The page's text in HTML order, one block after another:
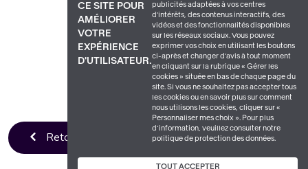
CE SITE POUR
AMÉLIORER
VOTRE
EXPÉRIENCE
D'UTILISATEUR.
publicités adaptées à vos centres
d'intérêts, des contenus interactifs, des
vidéos et des fonctionnalités disponibles
sur les réseaux sociaux. Vous pouvez
exprimer vos choix en utilisant les boutons
ci-après et changer d’avis à tout moment
en cliquant sur la rubrique « Gérer les
cookies » située en bas de chaque page du
site. Si vous ne souhaitez pas accepter tous
les cookies ou en savoir plus sur comment
nous utilisons les cookies, cliquer sur «
Personnaliser mes choix ». Pour plus
d’information, veuillez consulter notre
politique de protection des données.
TOUT ACCEPTER
Retour à la liste